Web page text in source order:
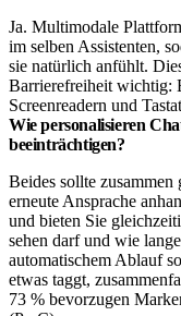
Ja. Multimodale
im selben Assistenten,
sie natürlich anfühlt.
Barrierefreiheit wichtig:
Screenreadern und
Wie personalisieren
beeinträchtigen?
Beides sollte zusammen
erneute Ansprache
und bieten Sie
sehen darf und wie
automatischem Ablauf
etwas taggt,
73 % bevorzugen